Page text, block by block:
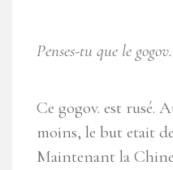
Penses-tu que le
Ce gogov. est rusé.
moins, le but etait
Maintenant la